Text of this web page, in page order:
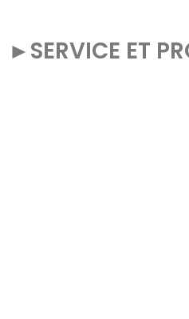
►SERVICE ET